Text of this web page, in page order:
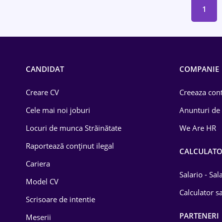
1
CANDIDAT
Creare CV
Cele mai noi joburi
Locuri de munca Străinătate
Raportează conținut ilegal
Cariera
Model CV
Scrisoare de intentie
Meserii
COMPANIE
Creeaza
Anunturi de
We Are HR
Salario -
Calculator
PARTENERI